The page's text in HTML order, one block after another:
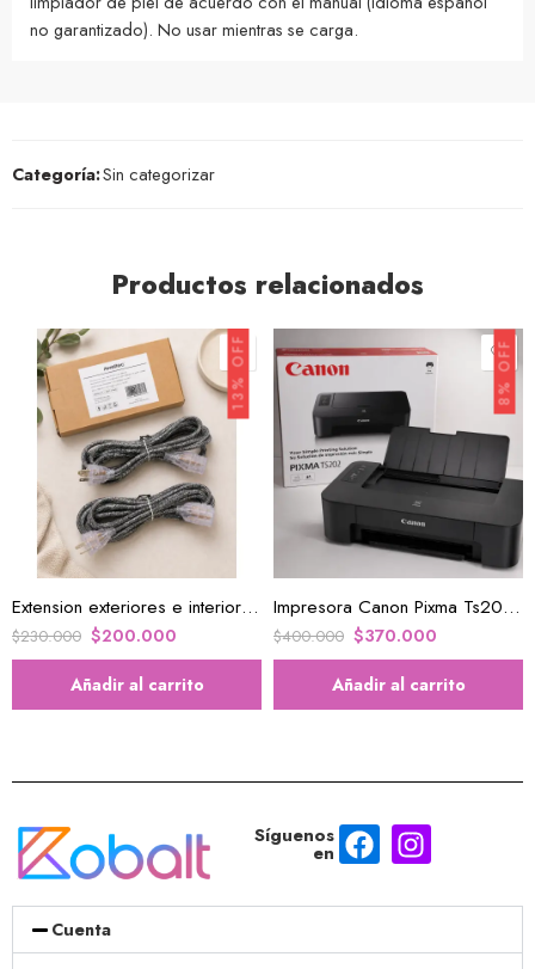
no garantizado). No usar mientras se carga.
Categoría:Sin categorizar
Productos relacionados
13% OFF
Extension exteriores e interiores de 16 AWG
$230.000 $200.000
Añadir al carrito
8% OFF
Impresora Canon Pixma Ts202 Nueva Económica Para Hogar , oficina y Tareas
$400.000 $370.000
Añadir al carrito
Síguenos
en
Cuenta